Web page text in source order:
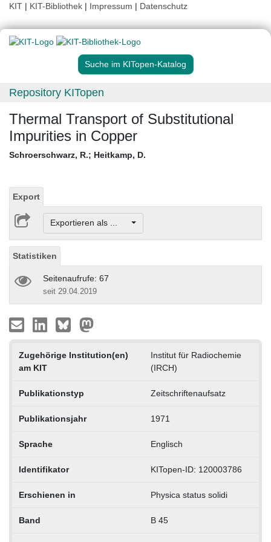
KIT | KIT-Bibliothek | Impressum | Datenschutz
Suche im KITopen-Katalog
Repository KITopen
Thermal Transport of Substitutional
Impurities in Copper
Schroerschwarz, R.; Heitkamp, D.
Export
Exportieren als ...
Statistiken
Seitenaufrufe: 67
seit 29.04.2019
Zugehörige Institution(en)
am KIT
Institut für Radiochemie
(IRCH)
Publikationstyp Zeitschriftenaufsatz
Publikationsjahr 1971
Sprache Englisch
Identifikator KITopen-ID: 120003786
Erschienen in Physica status solidi
Band B 45